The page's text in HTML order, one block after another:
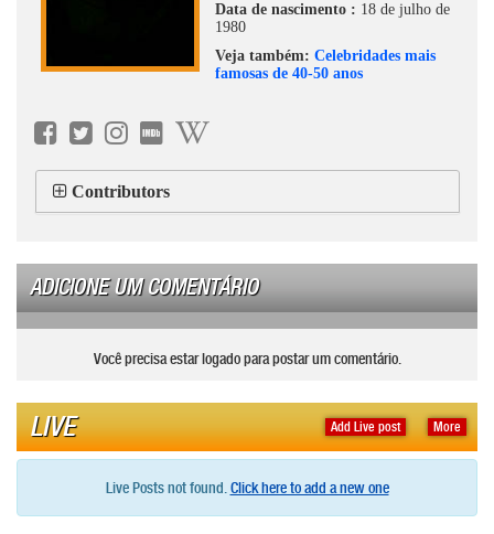
Data de nascimento : 18 de julho de
1980
Veja também: Celebridades mais
famosas de 40-50 anos
Contributors
ADICIONE UM COMENTÁRIO
Você precisa estar logado para postar um comentário.
More
Add Live post
LIVE
Live Posts not found. Click here to add a new one